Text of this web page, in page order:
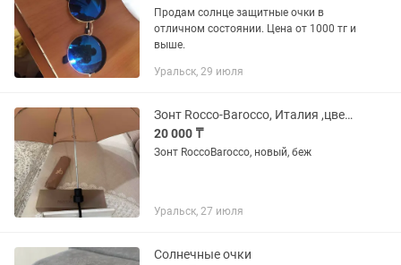
Продам солнце защитные очки в
отличном состоянии. Цена от 1000 тг и
выше.
Уральск, 29 июля
Зонт Rocco-Barocco, Италия ,цвета Беж ,Новый
20 000 ₸
Зонт RoccoBarocco, новый, беж
Уральск, 27 июля
Солнечные очки